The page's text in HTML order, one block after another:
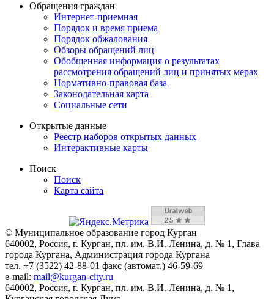
Обращения граждан
Интернет-приемная
Порядок и время приема
Порядок обжалования
Обзоры обращений лиц
Обобщенная информация о результатах
рассмотрения обращений лиц и принятых мерах
Нормативно-правовая база
Законодательная карта
Социальные сети
Открытые данные
Реестр наборов открытых данных
Интерактивные карты
Поиск
Поиск
Карта сайта
© Муниципальное образование город Курган
640002, Россия, г. Курган, пл. им. В.И. Ленина, д. № 1, Глава
города Кургана, Администрация города Кургана
тел. +7 (3522) 42-88-01 факс (автомат.) 46-59-69
e-mail: mail@kurgan-city.ru
640002, Россия, г. Курган, пл. им. В.И. Ленина, д. № 1,